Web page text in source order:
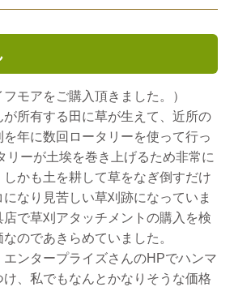
フモアをご購入頂きました。）
所有する田に草が生えて、近所の
年に数回ロータリーを使って行っ
リーが土埃を巻き上げるため非常に
かも土を耕して草をなぎ倒すだけ
なり見苦しい草刈跡になっていま
店で草刈アタッチメントの購入を検
のであきらめていました。
ンタープライズさんのHPでハンマ
、私でもなんとかなりそうな価格